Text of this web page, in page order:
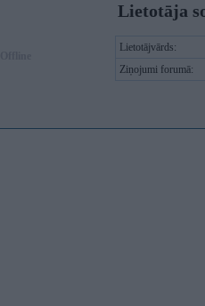
Lietotāja
Lietotājvārds:
Ziņojumi forumā: